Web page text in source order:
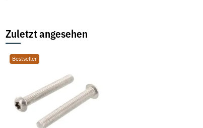
Zuletzt angesehen
Bestseller